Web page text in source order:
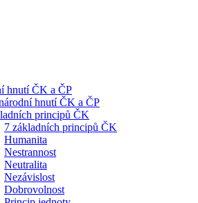
hnutí ČK a ČP
hnutí ČK a ČP
principů ČK
7 základních principů ČK
Humanita
Nestrannost
Neutralita
Nezávislost
Dobrovolnost